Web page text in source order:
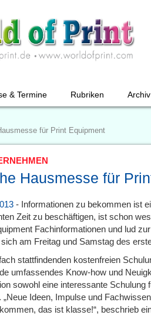
& Termine Rubriken Archiv
für Print Equipment
Hausmesse für
- Informationen zu bekommen ist
Zeit zu beschäftigen, ist schon
Fachinformationen und lud
am Freitag und Samstag des
stattfindenden kostenfreien
umfassendes Know-how und
sowohl eine interessante Schulung
„Neue Ideen, Impulse und
das ist klasse!“, beschrieb